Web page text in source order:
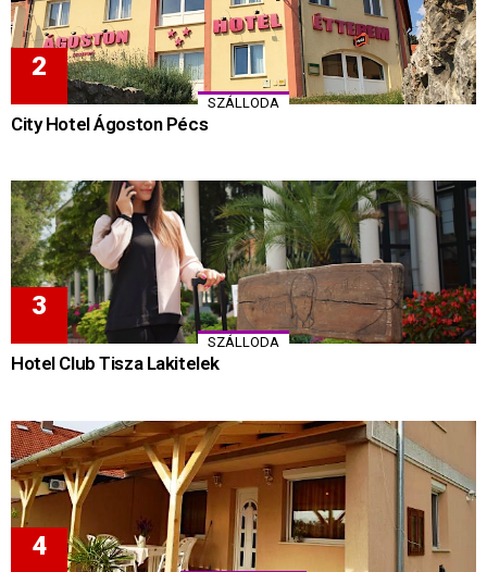
SZÁLLODA
City Hotel Ágoston Pécs
SZÁLLODA
Hotel Club Tisza Lakitelek